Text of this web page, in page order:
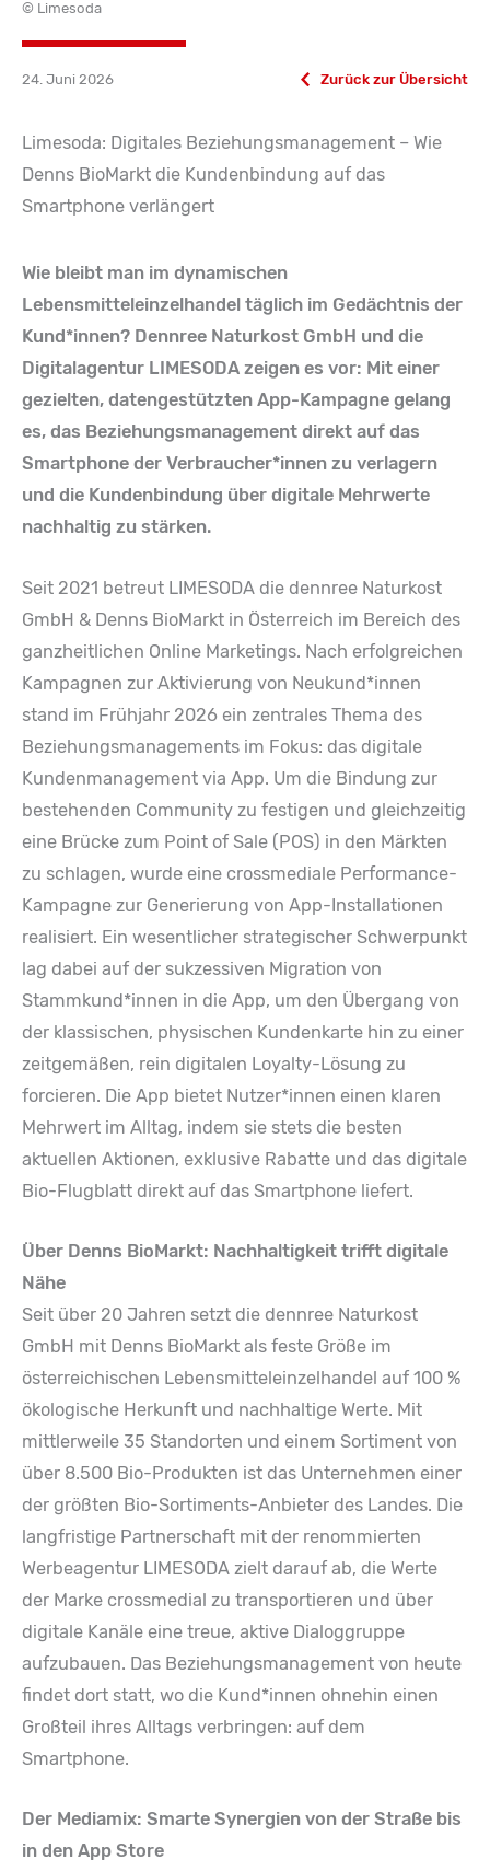
© Limesoda
24. Juni 2026 Zurück zur Übersicht
Limesoda: Digitales Beziehungsmanagement – Wie
Denns BioMarkt die Kundenbindung auf das
Smartphone verlängert
Wie bleibt man im dynamischen
Lebensmitteleinzelhandel täglich im Gedächtnis der
Kund*innen? Dennree Naturkost GmbH und die
Digitalagentur LIMESODA zeigen es vor: Mit einer
gezielten, datengestützten App-Kampagne gelang
es, das Beziehungsmanagement direkt auf das
Smartphone der Verbraucher*innen zu verlagern
und die Kundenbindung über digitale Mehrwerte
nachhaltig zu stärken.
Seit 2021 betreut LIMESODA die dennree Naturkost
GmbH & Denns BioMarkt in Österreich im Bereich des
ganzheitlichen Online Marketings. Nach erfolgreichen
Kampagnen zur Aktivierung von Neukund*innen
stand im Frühjahr 2026 ein zentrales Thema des
Beziehungsmanagements im Fokus: das digitale
Kundenmanagement via App. Um die Bindung zur
bestehenden Community zu festigen und gleichzeitig
eine Brücke zum Point of Sale (POS) in den Märkten
zu schlagen, wurde eine crossmediale Performance-
Kampagne zur Generierung von App-Installationen
realisiert. Ein wesentlicher strategischer Schwerpunkt
lag dabei auf der sukzessiven Migration von
Stammkund*innen in die App, um den Übergang von
der klassischen, physischen Kundenkarte hin zu einer
zeitgemäßen, rein digitalen Loyalty-Lösung zu
forcieren. Die App bietet Nutzer*innen einen klaren
Mehrwert im Alltag, indem sie stets die besten
aktuellen Aktionen, exklusive Rabatte und das digitale
Bio-Flugblatt direkt auf das Smartphone liefert.
Über Denns BioMarkt: Nachhaltigkeit trifft digitale
Nähe
Seit über 20 Jahren setzt die dennree Naturkost
GmbH mit Denns BioMarkt als feste Größe im
österreichischen Lebensmitteleinzelhandel auf 100 %
ökologische Herkunft und nachhaltige Werte. Mit
mittlerweile 35 Standorten und einem Sortiment von
über 8.500 Bio-Produkten ist das Unternehmen einer
der größten Bio-Sortiments-Anbieter des Landes. Die
langfristige Partnerschaft mit der renommierten
Werbeagentur LIMESODA zielt darauf ab, die Werte
der Marke crossmedial zu transportieren und über
digitale Kanäle eine treue, aktive Dialoggruppe
aufzubauen. Das Beziehungsmanagement von heute
findet dort statt, wo die Kund*innen ohnehin einen
Großteil ihres Alltags verbringen: auf dem
Smartphone.
Der Mediamix: Smarte Synergien von der Straße bis
in den App Store